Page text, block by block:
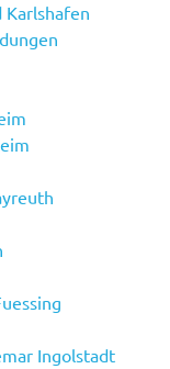
Karlshafen
Ingolstadt